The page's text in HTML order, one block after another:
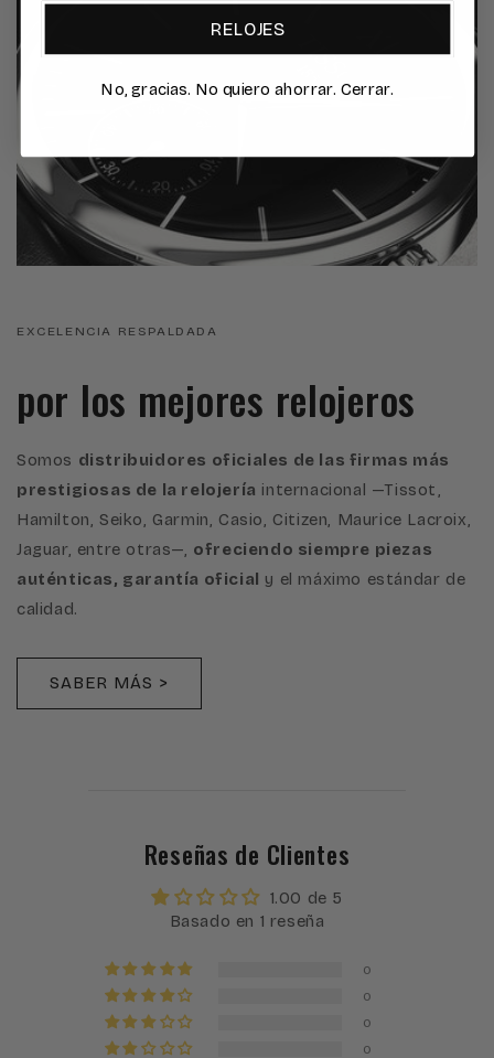
EXCELENCIA RESPALDADA
por los mejores relojeros
Somos distribuidores oficiales de las firmas más
prestigiosas de la relojería internacional —Tissot,
Hamilton, Seiko, Garmin, Casio, Citizen, Maurice Lacroix,
Jaguar, entre otras—, ofreciendo siempre piezas
auténticas, garantía oficial y el máximo estándar de
calidad.
SABER MÁS >
Reseñas de Clientes
1.00 de 5
Basado en 1 reseña
0
0
0
0
RELOJES
No, gracias. No quiero ahorrar. Cerrar.